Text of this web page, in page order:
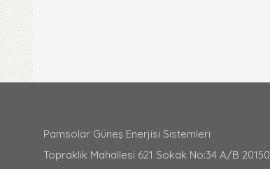
Pamsolar Güneş Enerjisi Sistemleri
Topraklık Mahallesi 621 Sokak No:34 A/B 20150